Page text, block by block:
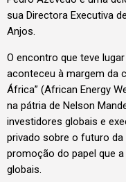
sua Directora Executiva
Anjos.
O encontro que teve
aconteceu à margem da
África” (African Energy
na pátria de Nelson
investidores globais e
privado sobre o futuro
promoção do papel que
globais.